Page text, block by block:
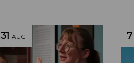
31 AUG 7